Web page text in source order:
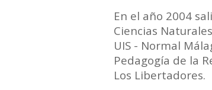
En el año 2004
Ciencias
UIS - Normal
Pedagogía de la
Los Libertadores.